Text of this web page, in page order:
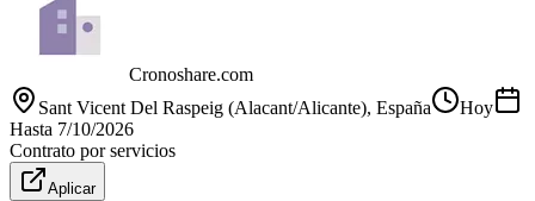
Cronoshare.com
Sant Vicent Del Raspeig (Alacant/Alicante), España
Hoy
Hasta 7/10/2026
Contrato por servicios
Aplicar